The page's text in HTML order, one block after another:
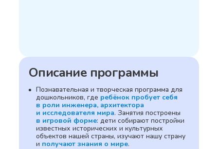
Описание программы
Познавательная и творческая программа для
дошкольников, где ребёнок пробует себя
в роли инженера, архитектора
и исследователя мира. Занятия построены
в игровой форме: дети собирают постройки
известных исторических и культурных
объектов нашей страны, изучают нашу страну
и получают знания о мире.